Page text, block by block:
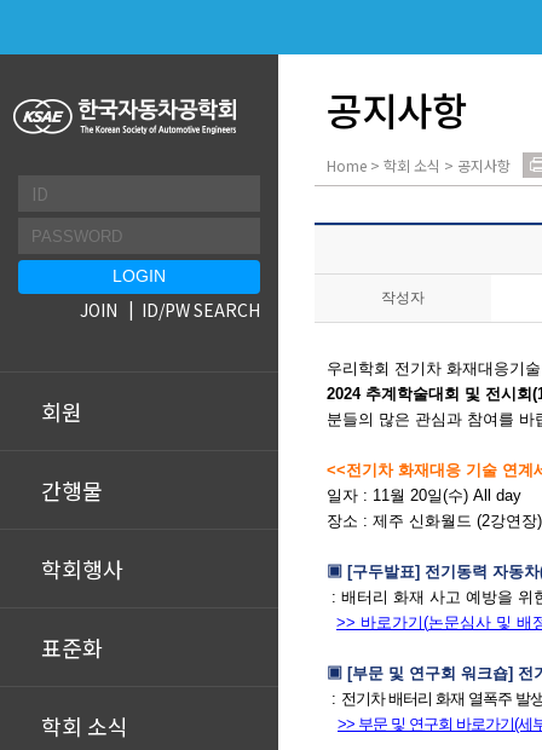
회원
간행물
학회행사
표준화
학회 소식
JOIN ID/PW SEARCH
공지사항
Home > 학회 소식 > 공지사항
작성자
우리학회 전기차 화재대응기
2024 추계학술대회 및 전시회
분들의 많은 관심과 참여를 바
<<전기차 화재대응 기술 연계
일자 : 11월 20일(수) All day
장소 : 제주 신화월드 (2강연장)
▣ [구두발표] 전기동력 자동
: 배터리 화재 사고 예방을 위
>> 바로가기(논문심사 및 배
▣ [부문 및 연구회 워크숍] 전
: 전기차 배터리 화재 열폭주 발
>> 부문 및 연구회 바로가기(세